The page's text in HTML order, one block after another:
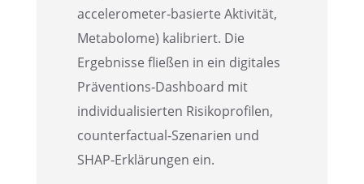
accelerometer‑basierte Aktivi­tät,
Metabo­lome) kalibriert. Die
Ergeb­nisse fließen in ein digita­les
Präventions‑Dashboard mit
indivi­dua­li­sier­ten Risiko­pro­fi­len,
counterfactual‑Szenarien und
SHAP‑Erklärungen ein.